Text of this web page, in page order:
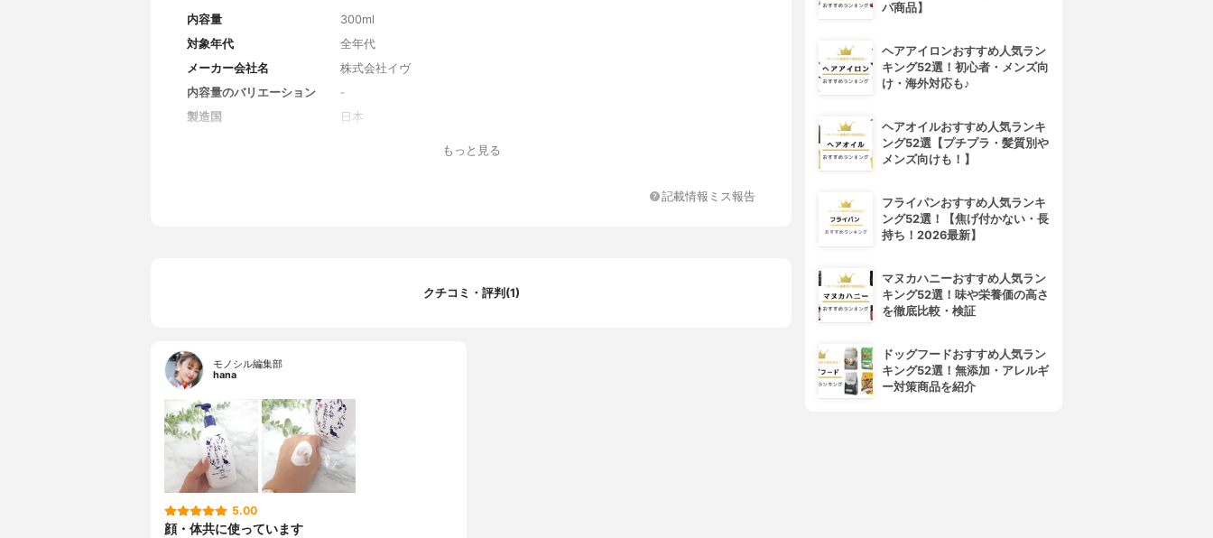
内容量
300ml
対象年代
全年代
メーカー会社名
株式会社イヴ
内容量のバリエーション
‐
製造国
日本
バキ種子油 アルギニン ベタイン セチルPGヒドロキシエチルパルミタミド リ
もっと見る
記載情報ミス報告
クチコミ・評判(1)
モノシル編集部
hana
5.00
顔・体共に使っています
パ商品】
ヘアアイロンおすすめ人気ラン
キング52選！初心者・メンズ向
け・海外対応も♪
ヘアオイルおすすめ人気ランキ
ング52選【プチプラ・髪質別や
メンズ向けも！】
フライパンおすすめ人気ランキ
ング52選！【焦げ付かない・長
持ち！2026最新】
マヌカハニーおすすめ人気ラン
キング52選！味や栄養価の高さ
を徹底比較・検証
ドッグフードおすすめ人気ラン
キング52選！無添加・アレルギ
ー対策商品を紹介